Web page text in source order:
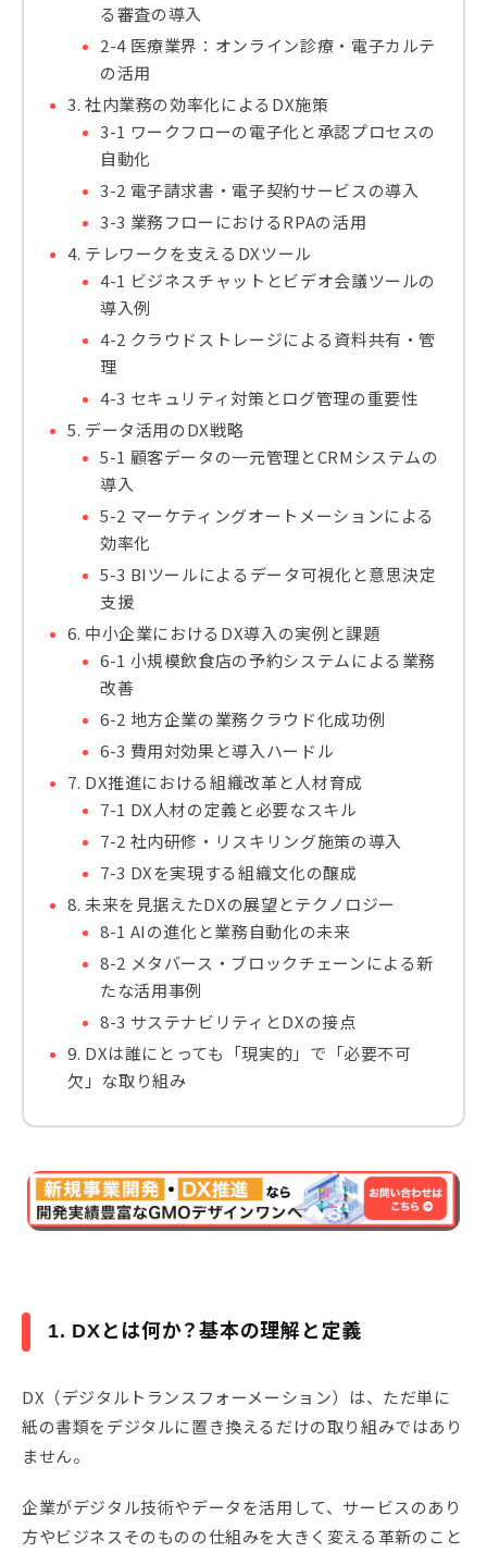
る審査の導入
2-4 医療業界：オンライン診療・電子カルテ
の活用
3. 社内業務の効率化によるDX施策
3-1 ワークフローの電子化と承認プロセスの
自動化
3-2 電子請求書・電子契約サービスの導入
3-3 業務フローにおけるRPAの活用
4. テレワークを支えるDXツール
4-1 ビジネスチャットとビデオ会議ツールの
導入例
4-2 クラウドストレージによる資料共有・管
理
4-3 セキュリティ対策とログ管理の重要性
5. データ活用のDX戦略
5-1 顧客データの一元管理とCRMシステムの
導入
5-2 マーケティングオートメーションによる
効率化
5-3 BIツールによるデータ可視化と意思決定
支援
6. 中小企業におけるDX導入の実例と課題
6-1 小規模飲食店の予約システムによる業務
改善
6-2 地方企業の業務クラウド化成功例
6-3 費用対効果と導入ハードル
7. DX推進における組織改革と人材育成
7-1 DX人材の定義と必要なスキル
7-2 社内研修・リスキリング施策の導入
7-3 DXを実現する組織文化の醸成
8. 未来を見据えたDXの展望とテクノロジー
8-1 AIの進化と業務自動化の未来
8-2 メタバース・ブロックチェーンによる新
たな活用事例
8-3 サステナビリティとDXの接点
9. DXは誰にとっても「現実的」で「必要不可
欠」な取り組み
1. DXとは何か？基本の理解と定義
DX（デジタルトランスフォーメーション）は、ただ単に
紙の書類をデジタルに置き換えるだけの取り組みではあり
ません。
企業がデジタル技術やデータを活用して、サービスのあり
方やビジネスそのものの仕組みを大きく変える革新のこと